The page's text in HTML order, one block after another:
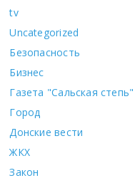
tv
Uncategorized
Безопасность
Бизнес
Газета "Сальская степь"
Город
Донские вести
ЖКХ
Закон